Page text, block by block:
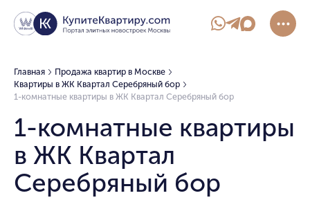
Главная
Продажа квартир в Москве
Квартиры в ЖК Квартал Серебряный бор
1-комнатные квартиры в ЖК Квартал Серебряный бор
1-комнатные квартиры
в ЖК Квартал
Серебряный бор